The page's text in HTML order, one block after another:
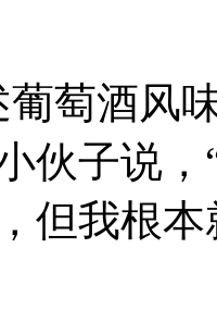
萄酒风
伙子说
但我根